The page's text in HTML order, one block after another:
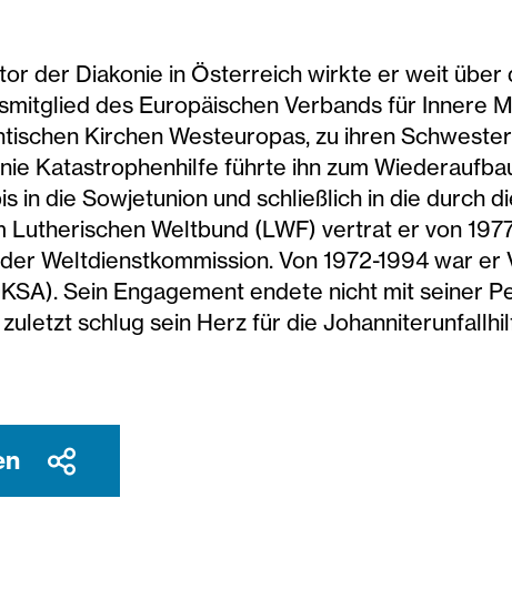
der Diakonie in Österreich wirkte er weit über
des Europäischen Verbands für Innere
Kirchen Westeuropas, zu ihren
Katastrophenhilfe führte ihn zum
in die Sowjetunion und schließlich in die durch
Lutherischen Weltbund (LWF) vertrat er von
Weltdienstkommission. Von 1972-1994 war
Sein Engagement endete nicht mit seiner
zuletzt schlug sein Herz für die